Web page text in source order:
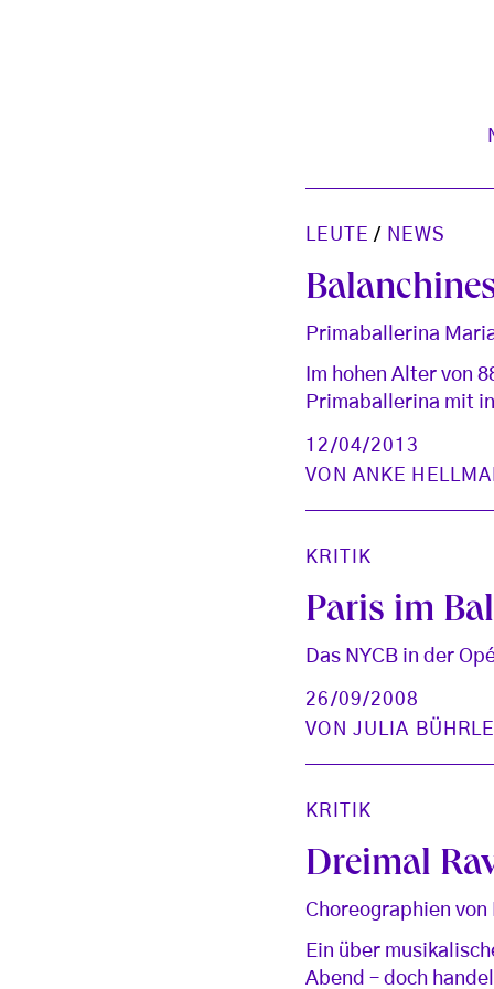
LEUTE / NEWS
Primaballerina
Im hohen Alter von
Primaballerina mit
12/04/2013
VON ANKE
KRITIK
Paris im
Das NYCB in der
26/09/2008
VON JULIA BÜHRLE
KRITIK
Dreimal
Choreographien
Ein über
Abend – doch